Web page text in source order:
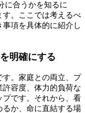
に合うかを知るに
。ここでは考えるべ
項を具体的に紹介し
明確にする
。家庭との両立、プ
容度、体力的負荷な
プです。それから、看
か、命に直結する場